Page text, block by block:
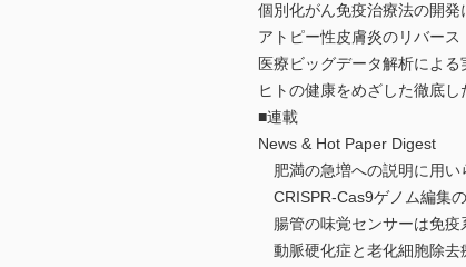
個別化がん免疫治療法の開発
アトピー性皮膚炎のリバー
医療ビッグデータ解析によ
ヒトの健康をめざした徹底
■連載
News & Hot Paper Digest
肥満の急増への説明に用い
CRISPR-Cas9ゲノム編集
腸管の味覚センサーは免疫
動脈硬化症と老化細胞除去